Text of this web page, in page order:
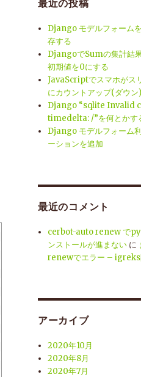
Django モデルフォーム
存する
DjangoでSumの集計結
初期値を0にする
JavaScriptでスマホがス
にカウントアップ(ダウン
Django “sqlite Invalid
timedelta: /”を何とかす
Django モデルフォーム
ーションを追加
最近のコメント
cerbot-auto renew で
ンストールが進まない に
renewでエラー – igreks
アーカイブ
2020年10月
2020年8月
2020年7月